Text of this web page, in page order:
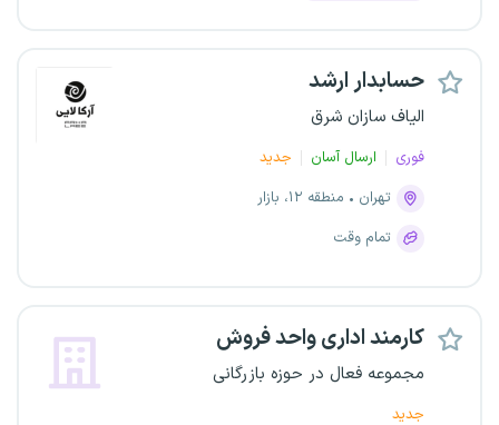
حسابدار ارشد
الیاف سازان شرق
فوری ارسال آسان
جدید
تهران
منطقه ۱۲، بازار
تمام وقت
کارمند اداری واحد فروش
مجموعه فعال در حوزه بازرگانی
جدید